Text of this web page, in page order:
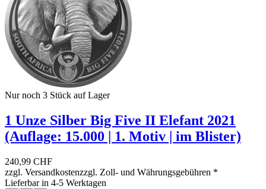
Nur noch 3 Stück auf Lager
1 Unze Silber Big Five II Elefant 2021
(Auflage: 15.000 | 1. Motiv | im Blister)
240,99 CHF
zzgl. Versandkostenzzgl. Zoll- und Währungsgebühren *
Lieferbar in 4-5 Werktagen